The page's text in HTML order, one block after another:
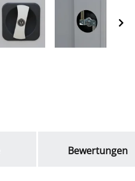
Bewertungen